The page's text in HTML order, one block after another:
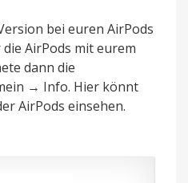
bei euren AirPods
AirPods mit eurem
dann die
→ Info. Hier könnt
AirPods einsehen.